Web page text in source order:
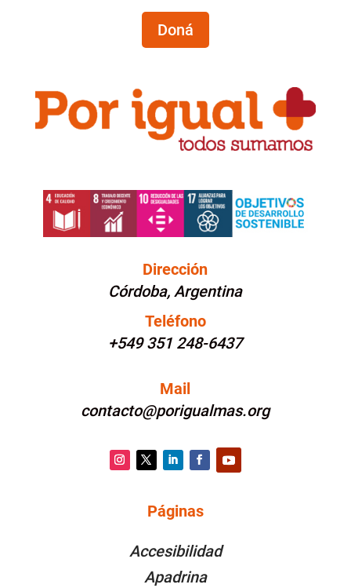
Doná
Dirección
Córdoba, Argentina
Teléfono
+549 351 248-6437
Mail
contacto@porigualmas.org
Páginas
Accesibilidad
Apadrina